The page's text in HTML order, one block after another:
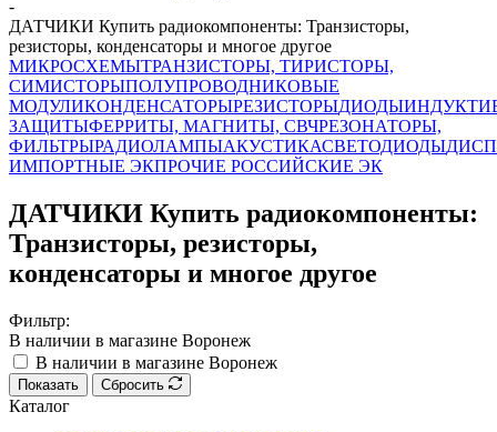
-
ДАТЧИКИ Купить радиокомпоненты: Транзисторы,
резисторы, конденсаторы и многое другое
МИКРОСХЕМЫТРАНЗИСТОРЫ, ТИРИСТОРЫ,
СИМИСТОРЫПОЛУПРОВОДНИКОВЫЕ
МОДУЛИКОНДЕНСАТОРЫРЕЗИСТОРЫДИОДЫ
ЗАЩИТЫФЕРРИТЫ, МАГНИТЫ, СВЧРЕЗОНАТОРЫ,
ФИЛЬТРЫРАДИОЛАМПЫАКУСТИКАСВЕТОДИОДЫ
ИМПОРТНЫЕ ЭКПРОЧИЕ РОССИЙСКИЕ ЭК
ДАТЧИКИ Купить радиокомпоненты:
Транзисторы, резисторы,
конденсаторы и многое другое
Фильтр:
В наличии в магазине Воронеж
В наличии в магазине Воронеж
Показать Сбросить
Каталог